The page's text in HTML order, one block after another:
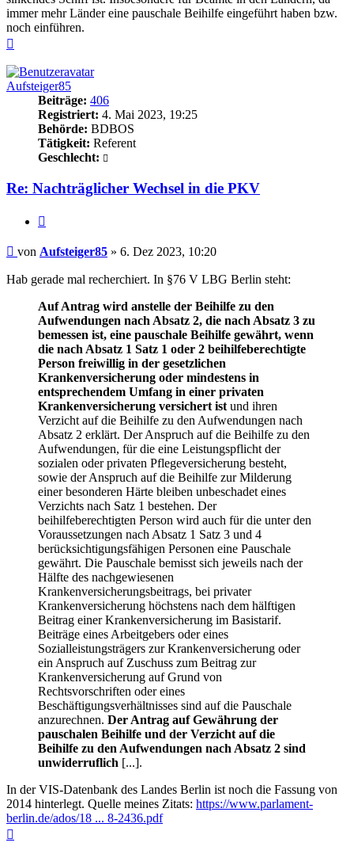
immer mehr Länder eine pauschale Beihilfe eingeführt haben bzw.
noch einführen.
Aufsteiger85
Beiträge: 406
Registriert: 4. Mai 2023, 19:25
Behörde: BDBOS
Tätigkeit: Referent
Geschlecht:
Re: Nachträglicher Wechsel in die PKV
Beitrag
von Aufsteiger85 » 6. Dez 2023, 10:20
Hab gerade mal recherchiert. In §76 V LBG Berlin steht:
Auf Antrag wird anstelle der Beihilfe zu den
Aufwendungen nach Absatz 2, die nach Absatz 3 zu
bemessen ist, eine pauschale Beihilfe gewährt, wenn
die nach Absatz 1 Satz 1 oder 2 beihilfeberechtigte
Person freiwillig in der gesetzlichen
Krankenversicherung oder mindestens in
entsprechendem Umfang in einer privaten
Krankenversicherung versichert ist und ihren
Verzicht auf die Beihilfe zu den Aufwendungen nach
Absatz 2 erklärt. Der Anspruch auf die Beihilfe zu den
Aufwendungen, für die eine Leistungspflicht der
sozialen oder privaten Pflegeversicherung besteht,
sowie der Anspruch auf die Beihilfe zur Milderung
einer besonderen Härte bleiben unbeschadet eines
Verzichts nach Satz 1 bestehen. Der
beihilfeberechtigten Person wird auch für die unter den
Voraussetzungen nach Absatz 1 Satz 3 und 4
berücksichtigungsfähigen Personen eine Pauschale
gewährt. Die Pauschale bemisst sich jeweils nach der
Hälfte des nachgewiesenen
Krankenversicherungsbeitrags, bei privater
Krankenversicherung höchstens nach dem hälftigen
Beitrag einer Krankenversicherung im Basistarif.
Beiträge eines Arbeitgebers oder eines
Sozialleistungsträgers zur Krankenversicherung oder
ein Anspruch auf Zuschuss zum Beitrag zur
Krankenversicherung auf Grund von
Rechtsvorschriften oder eines
Beschäftigungsverhältnisses sind auf die Pauschale
anzurechnen. Der Antrag auf Gewährung der
pauschalen Beihilfe und der Verzicht auf die
Beihilfe zu den Aufwendungen nach Absatz 2 sind
unwiderruflich [...].
In der VIS-Datenbank des Landes Berlin ist noch die Fassung von
2014 hinterlegt. Quelle meines Zitats: https://www.parlament-
berlin.de/ados/18 ... 8-2436.pdf